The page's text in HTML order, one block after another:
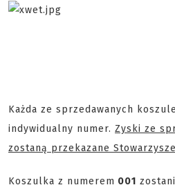
Każda ze sprzedawanych
indywidualny numer. Zyski ze
zostaną przekazane
Koszulka z numerem 001